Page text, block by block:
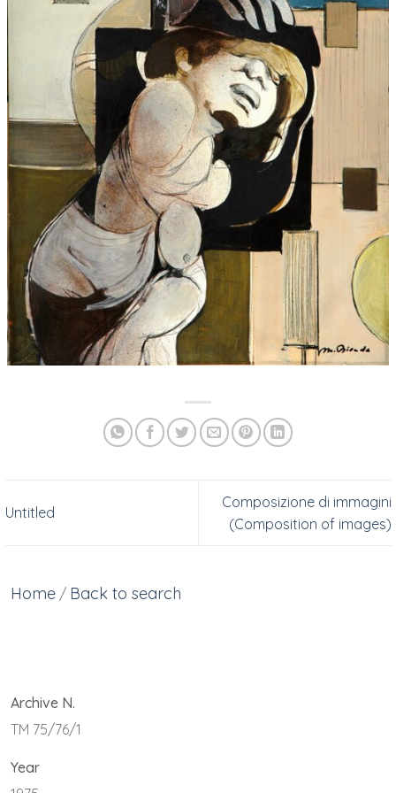
Untitled
Composizione di immagini
(Composition of images)
Home / Back to search
Archive N.
TM 75/76/1
Year